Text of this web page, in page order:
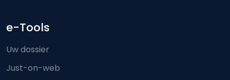
e-Tools
Uw dossier
Just-on-web